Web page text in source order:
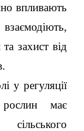
впливають
захист від
у регуляції
має